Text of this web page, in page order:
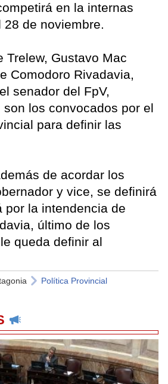
en la internas
de noviembre.
Trelew, Gustavo Mac
Comodoro Rivadavia,
senador del FpV,
son los convocados por el
para definir las
de acordar los
y vice, se definirá
por la intendencia de
último de los
queda definir al
Política Provincial